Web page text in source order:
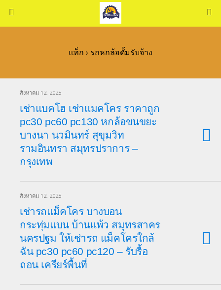
แท็ก › รถหกล้อดั้มรับจ้าง
สิงหาคม 12, 2025
เช่าแบคโฮ เช่าแมคโคร ราคาถูก
pc30 pc60 pc130 หกล้อขนขยะ
บางนา นวมินทร์ สุขุมวิท
รามอินทรา สมุทรปราการ –
กรุงเทพ
สิงหาคม 12, 2025
เช่ารถแม็คโคร บางบอน
กระทุ่มแบน บ้านแพ้ว สมุทรสาคร
นครปฐม ให้เช่ารถ แม็คโครใกล้
ฉัน pc30 pc60 pc120 – รับรื้อ
ถอน เครียร์พื้นที่